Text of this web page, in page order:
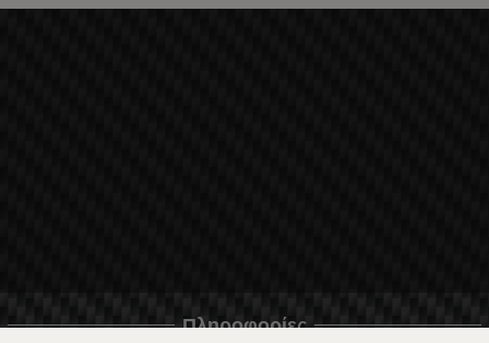
Πληροφορίες